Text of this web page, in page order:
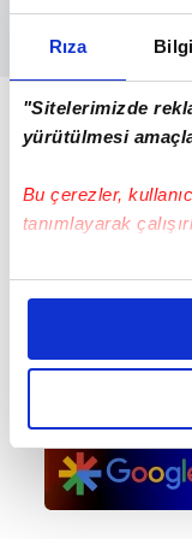
Rıza
"Sitelerimizde
yürütülmesi
Bu çerezler,
tanımlayarak
Bu çerezlere izin
daha iyi reklam
amacımızın size
olduğunu ve
elimizden gelen
reklamların
kalemimiz
Sergen
Karius,
Elneny
yolcu!